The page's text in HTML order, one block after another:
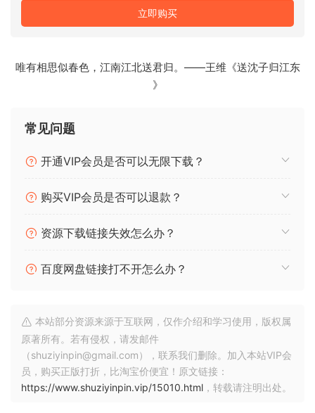
的功能、用于创作 MPEG-H 音频内容的全新集成工作流程、用
于对话录音的创新工具、杜比全景声 (Dolby Atmos) 改进、附
13，后期制作的未来从现在开始。
借助 ADR 脚本阅读器，Nuendo 13 摆脱了繁琐的基于文档的
电脑或笔记本电脑上显示 ADR 片段，让配音演员拥有数字脚
标记数据中编辑对话并添加注释，无需同步文档。 对话上下文
的台词如何嵌入场景。
对话编辑
音特性并将其传输到其他剪辑，匹配频谱轮廓 (EQ) 和环境噪声
基底。 与以前使用 EQ 和/或其他编辑插件相比，它可以更快、
更准确地将 ADR 会话与原始制作声音进行匹配。
VoiceSeparator
立即购买
唯有相思似春色，江南江北送君归。——王维《送沈子归江东
》
常见问题
开通VIP会员是否可以无限下载？
购买VIP会员是否可以退款？
资源下载链接失效怎么办？
百度网盘链接打不开怎么办？
本站部分资源来源于互联网，仅作介绍和学习使用，版权属
原著所有。若有侵权，请发邮件
（shuziyinpin@gmail.com），联系我们删除。加入本站VIP会
员，购买正版打折，比淘宝价便宜！原文链接：
https://www.shuziyinpin.vip/15010.html ，转载请注明出处。